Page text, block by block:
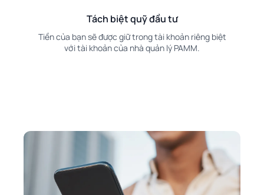
Tách biệt quỹ đầu tư
Tiền của bạn sẽ được giữ trong tài khoản riêng biệt
với tài khoản của nhà quản lý PAMM.